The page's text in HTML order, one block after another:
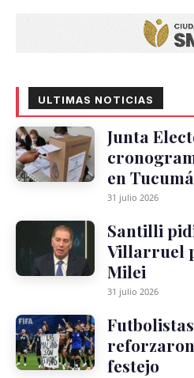
ULTIMAS NOTICIAS
Junta
en
31 julio 2026
Santilli
Villarruel
Milei
31 julio 2026
festejo